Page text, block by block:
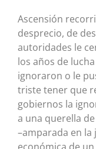
Ascensión
desprecio, de
autoridades le
los años de
ignoraron o le
triste tener que
gobiernos la
a una querella
–amparada en la